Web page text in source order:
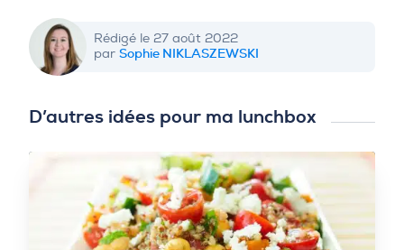
Rédigé le 27 août 2022
par Sophie NIKLASZEWSKI
D’autres idées pour ma lunchbox